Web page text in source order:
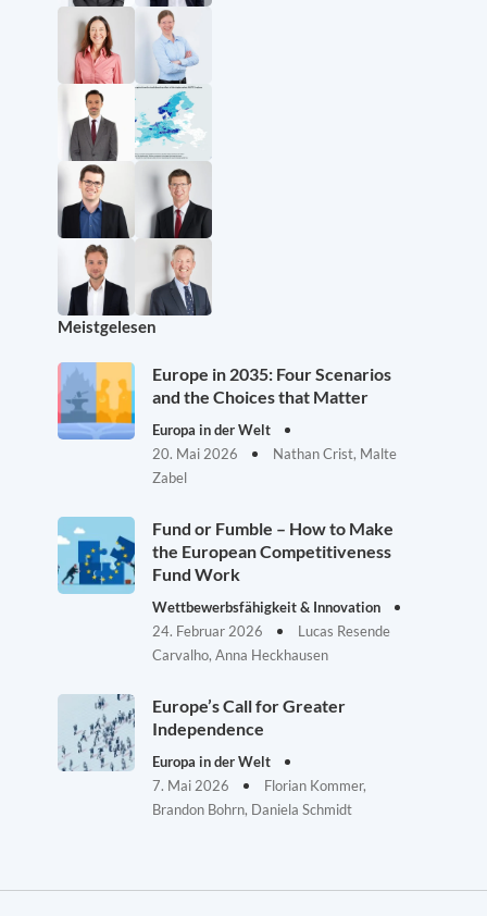
Meistgelesen
Europe in 2035: Four Scenarios
and the Choices that Matter
Europa in der Welt
20. Mai 2026
Nathan Crist, Malte
Zabel
Fund or Fumble – How to Make
the European Competitiveness
Fund Work
Wettbewerbsfähigkeit & Innovation
24. Februar 2026
Lucas Resende
Carvalho, Anna Heckhausen
Europe’s Call for Greater
Independence
Europa in der Welt
7. Mai 2026
Florian Kommer,
Brandon Bohrn, Daniela Schmidt